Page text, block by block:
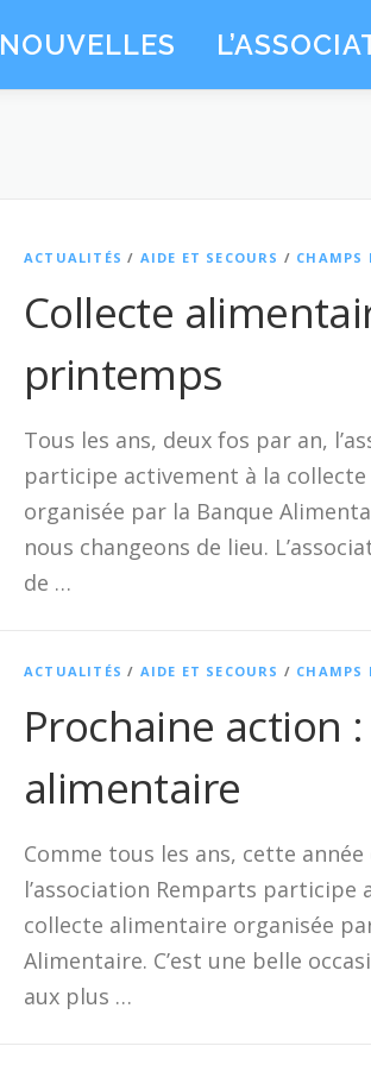
NOUVELLES
ACTUALITÉS / AIDE ET SECOURS / CHAMPS
Collecte
printemps
Tous les ans, deux fos par an,
participe activement à la
organisée par la Banque
nous changeons de lieu.
de …
ACTUALITÉS / AIDE ET SECOURS / CHAMPS
Prochaine action
alimentaire
Comme tous les ans, cette année
l’association Remparts participe
collecte alimentaire organisée
Alimentaire. C’est une belle
aux plus …